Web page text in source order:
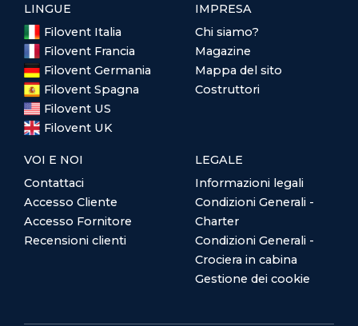
LINGUE
Filovent Italia
Filovent Francia
Filovent Germania
Filovent Spagna
Filovent US
Filovent UK
IMPRESA
Chi siamo?
Magazine
Mappa del sito
Costruttori
VOI E NOI
Contattaci
Accesso Cliente
Accesso Fornitore
Recensioni clienti
LEGALE
Informazioni legali
Condizioni Generali -
Charter
Condizioni Generali -
Crociera in cabina
Gestione dei cookie